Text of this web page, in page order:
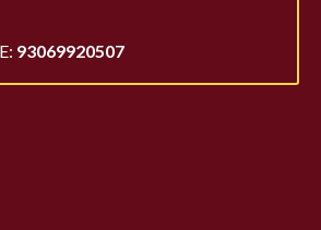
93069920507